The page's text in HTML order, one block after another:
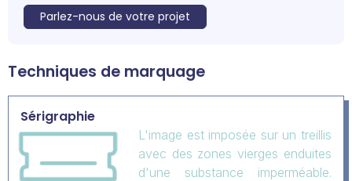
Parlez-nous de votre projet
Techniques de marquage
Sérigraphie
L'image est imposée sur un treillis
avec des zones vierges enduites
d'une substance imperméable.